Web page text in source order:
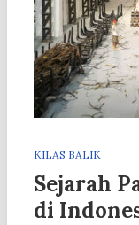
KILAS BALIK
Sejarah
di